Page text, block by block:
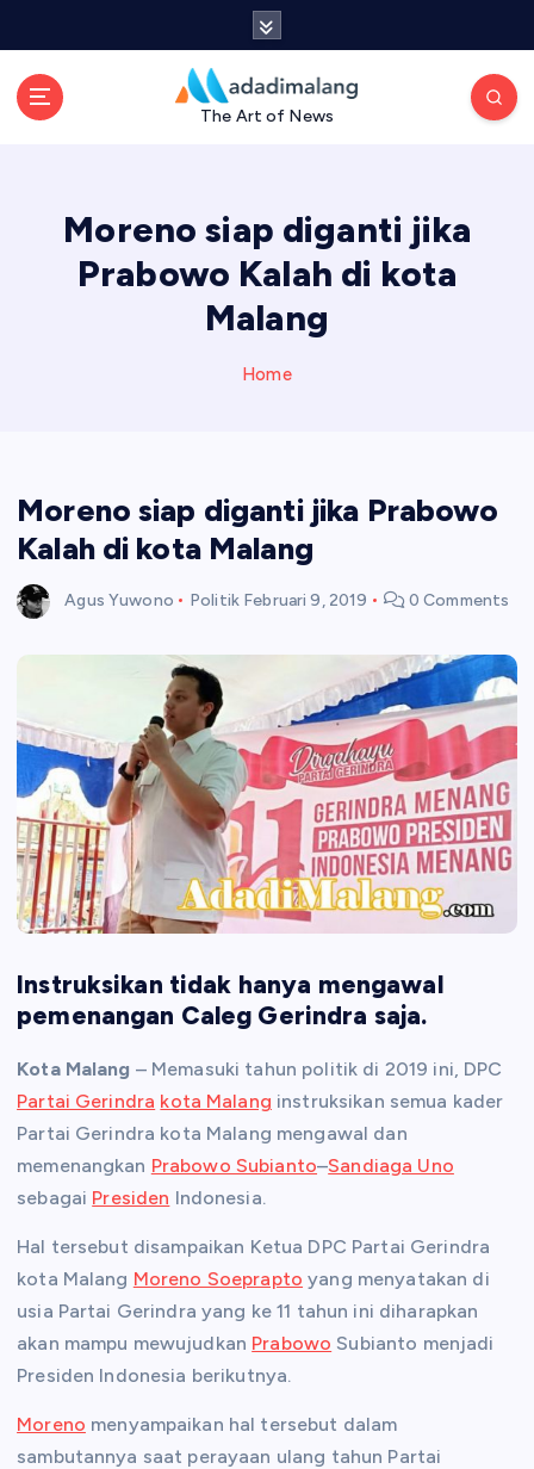
The Art of News
Moreno siap diganti jika
Prabowo Kalah di kota
Malang
Home
Moreno siap diganti jika Prabowo
Kalah di kota Malang
Agus Yuwono Politik Februari 9, 2019 0 Comments
Instruksikan tidak hanya mengawal
pemenangan Caleg Gerindra saja.
Kota Malang – Memasuki tahun politik di 2019 ini, DPC
Partai Gerindra kota Malang instruksikan semua kader
Partai Gerindra kota Malang mengawal dan
memenangkan Prabowo Subianto–Sandiaga Uno
sebagai Presiden Indonesia.
Hal tersebut disampaikan Ketua DPC Partai Gerindra
kota Malang Moreno Soeprapto yang menyatakan di
usia Partai Gerindra yang ke 11 tahun ini diharapkan
akan mampu mewujudkan Prabowo Subianto menjadi
Presiden Indonesia berikutnya.
Moreno menyampaikan hal tersebut dalam
sambutannya saat perayaan ulang tahun Partai